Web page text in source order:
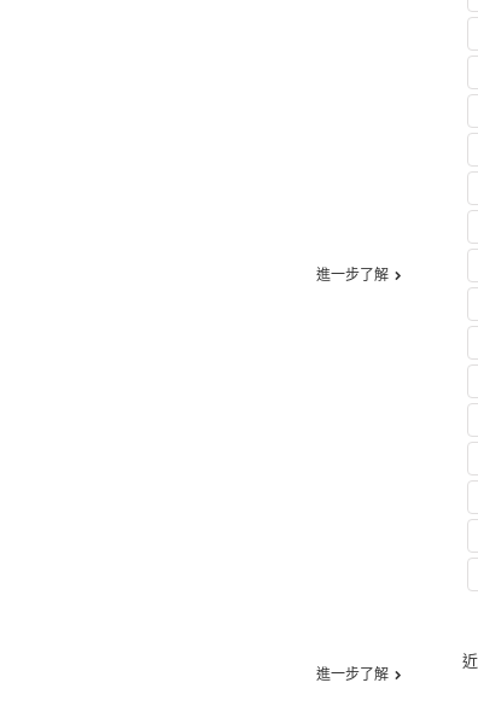
進一步了解
進一步了解